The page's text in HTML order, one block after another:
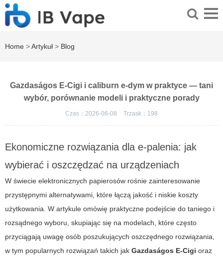
Home >Artykuł > Blog
Gazdaságos E-Cigi i caliburn e-dym w praktyce — tani
wybór, porównanie modeli i praktyczne porady
Czas：2026-06-08 Trzask： 198
Ekonomiczne rozwiązania dla e-palenia: jak
wybierać i oszczędzać na urządzeniach
W świecie elektronicznych papierosów rośnie zainteresowanie
przystępnymi alternatywami, które łączą jakość i niskie koszty
użytkowania. W artykule omówię praktyczne podejście do taniego i
rozsądnego wyboru, skupiając się na modelach, które często
przyciągają uwagę osób poszukujących oszczędnego rozwiązania,
w tym popularnych rozwiązań takich jak Gazdaságos E-Cigi oraz